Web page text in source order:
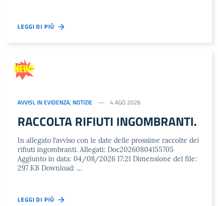
LEGGI DI PIÙ
AVVISI, IN EVIDENZA, NOTIZIE 4 AGO 2026
RACCOLTA RIFIUTI INGOMBRANTI.
In allegato l’avviso con le date delle prossime raccolte dei
rifiuti ingombranti. Allegati: Doc20260804155705
Aggiunto in data: 04/08/2026 17:21 Dimensione del file:
297 KB Download: …
LEGGI DI PIÙ